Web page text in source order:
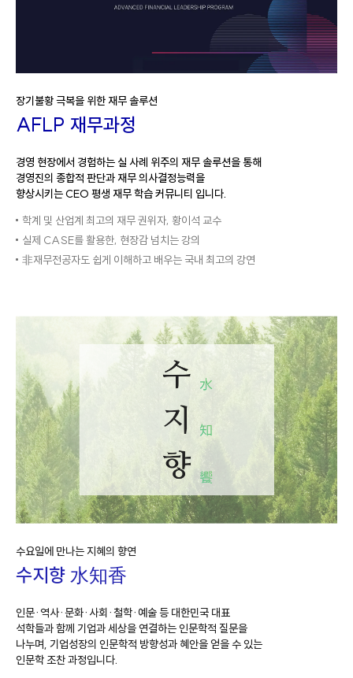
장기불황 극복을 위한 재무 솔루션
AFLP 재무과정
경영 현장에서 경험하는 실 사례 위주의 재무 솔루션을 통해
경영진의 종합적 판단과 재무 의사결정능력을
향상시키는CEO 평생 재무 학습 커뮤니티 입니다.
학계 및 산업계 최고의 재무 권위자, 황이석 교수
실제 CASE를 활용한, 현장감 넘치는 강의
非재무전공자도 쉽게 이해하고 배우는 국내 최고의 강연
수요일에 만나는 지혜의 향연
수지향 水知香
인문·역사·문화·사회·철학·예술 등 대한민국 대표
석학들과 함께 기업과 세상을 연결하는 인문학적 질문을
나누며, 기업성장의 인문학적 방향성과 혜안을 얻을 수 있는
인문학 조찬 과정입니다.